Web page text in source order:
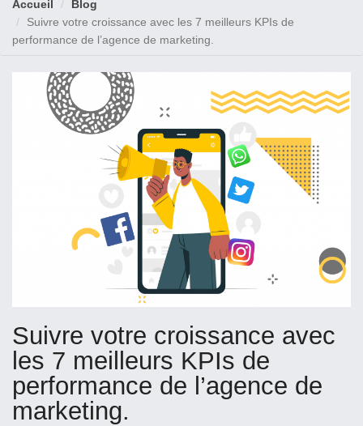
Accueil
Blog
Suivre votre croissance avec les 7 meilleurs KPIs de
performance de l’agence de marketing.
Suivre votre croissance avec
les 7 meilleurs KPIs de
performance de l’agence de
marketing.